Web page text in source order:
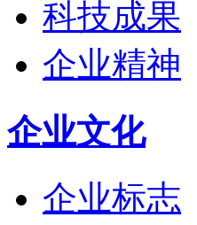
科技成果
企业精神
企业文化
企业标志